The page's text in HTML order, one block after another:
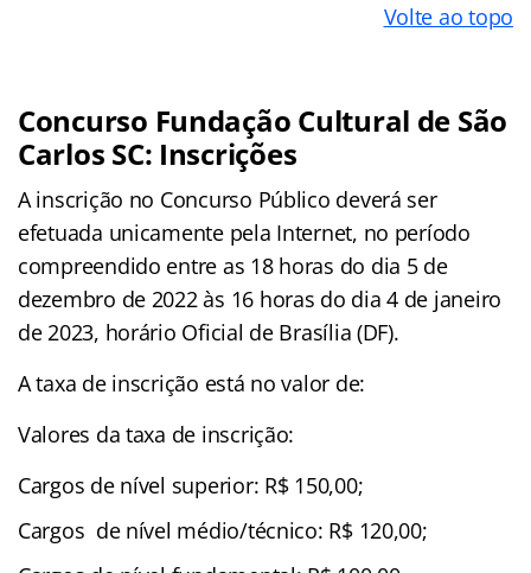
Volte ao topo
Concurso Fundação Cultural de São
Carlos SC: Inscrições
A inscrição no Concurso Público deverá ser
efetuada unicamente pela Internet, no período
compreendido entre as 18 horas do dia 5 de
dezembro de 2022 às 16 horas do dia 4 de janeiro
de 2023, horário Oficial de Brasília (DF).
A taxa de inscrição está no valor de:
Valores da taxa de inscrição:
Cargos de nível superior: R$ 150,00;
Cargos de nível médio/técnico: R$ 120,00;